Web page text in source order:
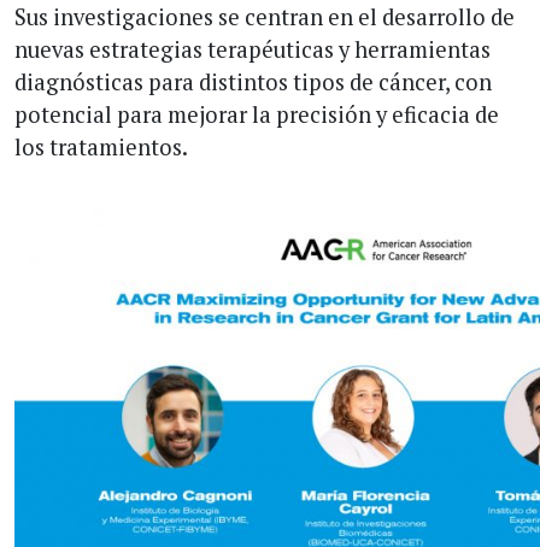
Sus investigaciones se centran en el desarrollo de
nuevas estrategias terapéuticas y herramientas
diagnósticas para distintos tipos de cáncer, con
potencial para mejorar la precisión y eficacia de
los tratamientos.